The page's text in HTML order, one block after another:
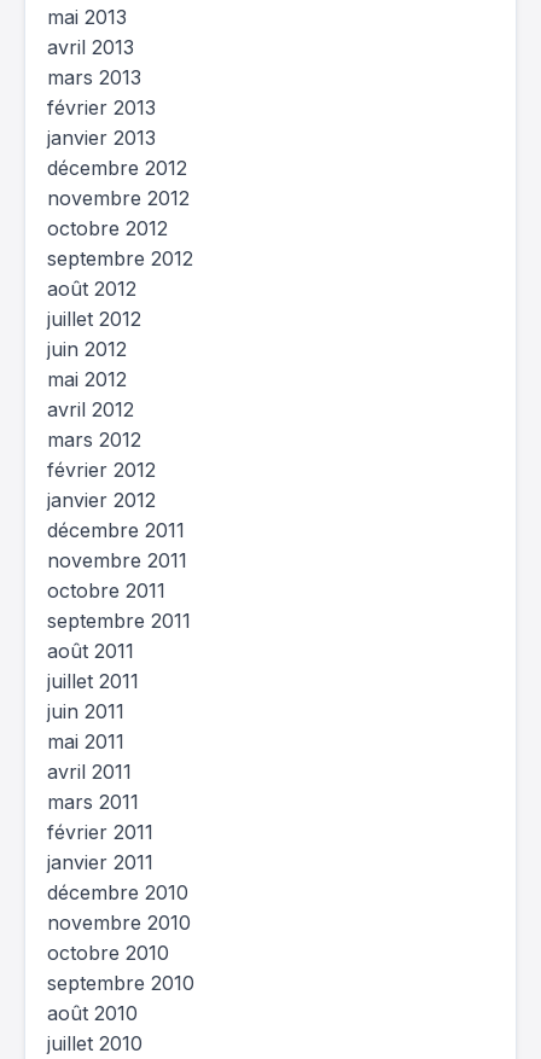
mai 2013
avril 2013
mars 2013
février 2013
janvier 2013
décembre 2012
novembre 2012
octobre 2012
septembre 2012
août 2012
juillet 2012
juin 2012
mai 2012
avril 2012
mars 2012
février 2012
janvier 2012
décembre 2011
novembre 2011
octobre 2011
septembre 2011
août 2011
juillet 2011
juin 2011
mai 2011
avril 2011
mars 2011
février 2011
janvier 2011
décembre 2010
novembre 2010
octobre 2010
septembre 2010
août 2010
juillet 2010